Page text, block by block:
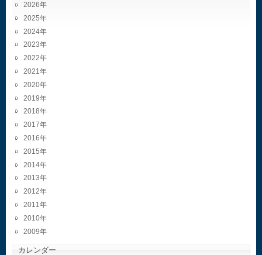
2026
2025
2024
2023
2022
2021
2020
2019
2018
2017
2016
2015
2014
2013
2012
2011
2010
2009
カレンダー